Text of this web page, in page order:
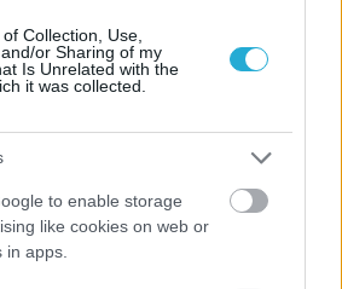
Collection, Use,
or Sharing of my
Is Unrelated with the
it was collected.
to enable storage
like cookies on web or
apps.